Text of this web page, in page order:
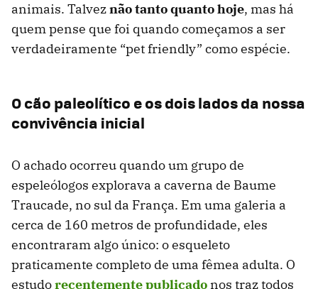
animais. Talveznão tanto quanto hoje, mas há
quem pense que foi quando começamos a ser
verdadeiramente “pet friendly” como espécie.
O cão paleolítico e os dois lados da nossa
convivência inicial
O achado ocorreu quando um grupo de
espeleólogos explorava a caverna de Baume
Traucade, no sul da França. Em uma galeria a
cerca de 160 metros de profundidade, eles
encontraram algo único: o esqueleto
praticamente completo de uma fêmea adulta. O
estudorecentemente publicado nos traz todos